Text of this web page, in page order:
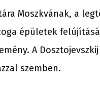
Moszkvának, a
épületek
A
szemben.